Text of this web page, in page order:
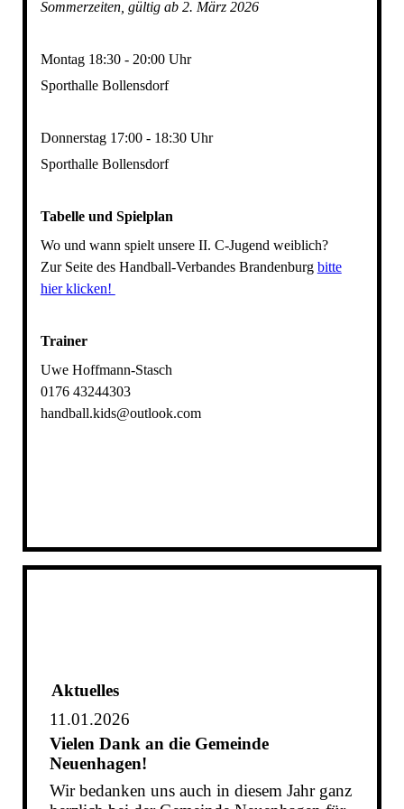
Sommerzeiten, gültig ab 2. März 2026
Montag 18:30 - 20:00 Uhr
Sporthalle Bollensdorf
Donnerstag 17:00 - 18:30 Uhr
Sporthalle Bollensdorf
Tabelle und Spielplan
Wo und wann spielt unsere II. C-Jugend weiblich?
Zur Seite des Handball-Verbandes Brandenburg bitte
hier klicken!
Trainer
Uwe Hoffmann-Stasch
0176 43244303
handball.kids@outlook.com
Aktuelles
11.01.2026
Vielen Dank an die Gemeinde
Neuenhagen!
Wir bedanken uns auch in diesem Jahr ganz